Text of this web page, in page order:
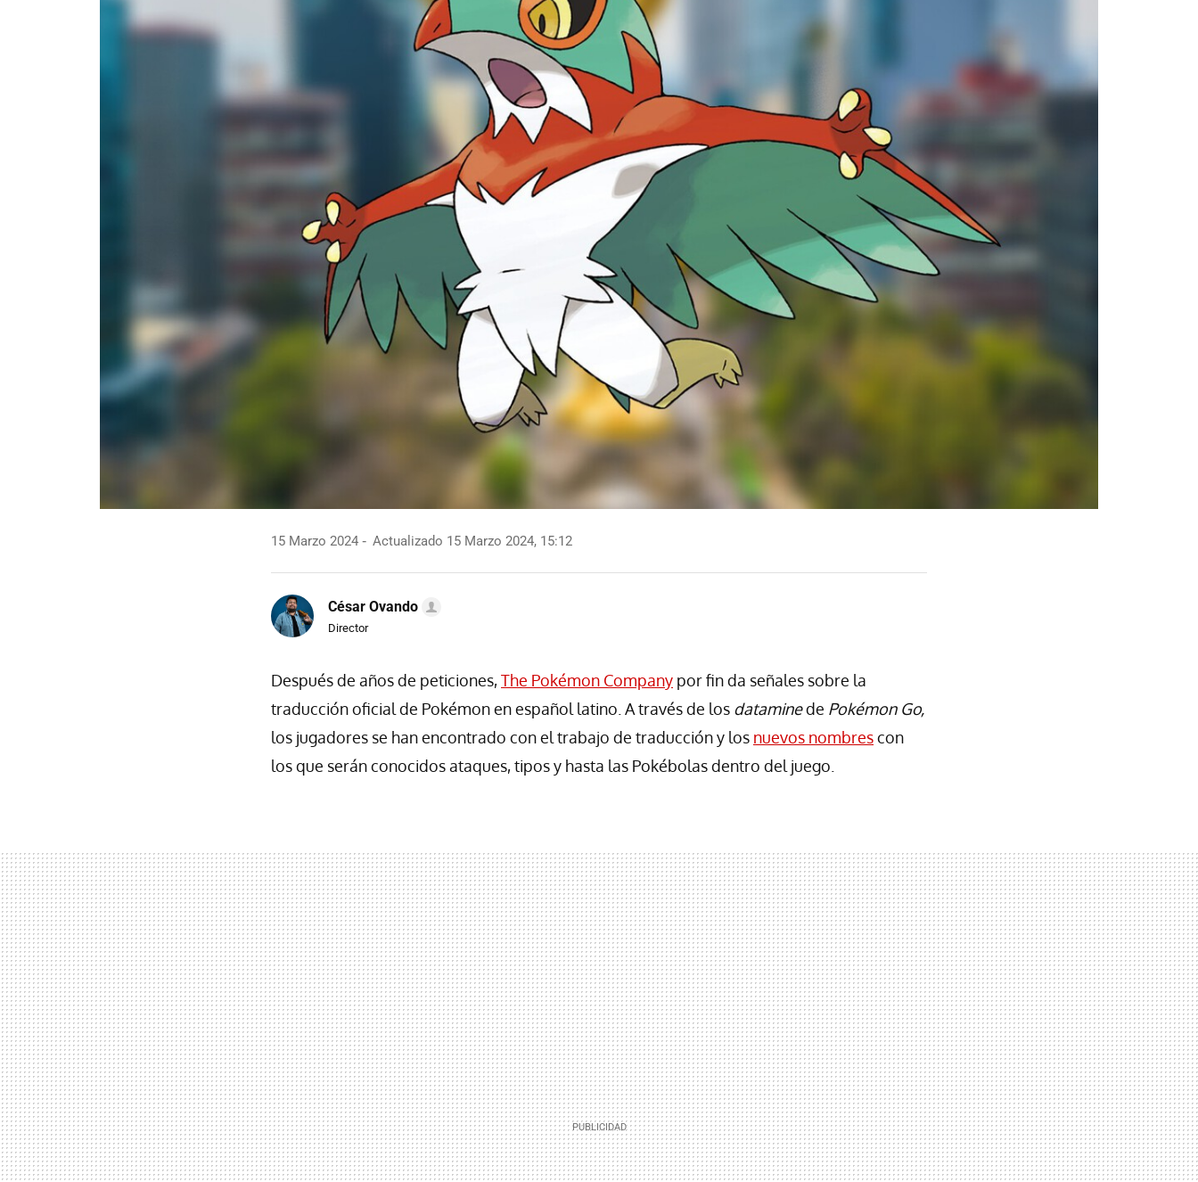
15 Marzo 2024 Actualizado 15 Marzo 2024, 15:12
César Ovando
Director
Después de años de peticiones,The Pokémon Company por fin da señales sobre la
traducción oficial de Pokémon en español latino. A través de los dataminede Pokémon Go,
los jugadores se han encontrado con el trabajo de traducción y los nuevos nombrescon
los que serán conocidos ataques, tipos y hasta las Pokébolas dentro del juego.